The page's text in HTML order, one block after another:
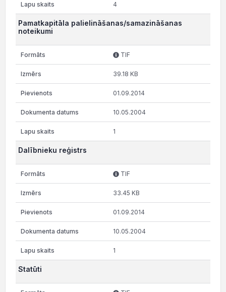
4
Pamatkapitāla palielināšanas/samazināšanas
noteikumi
TIF
39.18 KB
01.09.2014
10.05.2004
1
Dalībnieku reģistrs
TIF
33.45 KB
01.09.2014
10.05.2004
1
Statūti